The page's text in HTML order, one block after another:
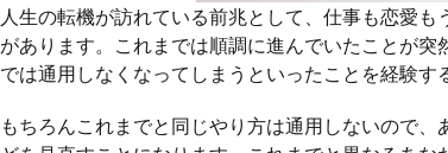
人生の転機が訪れている前兆として、仕事も恋愛
があります。これまでは順調に進んでいたことが
では通用しなくなってしまうといったことを経験す
もちろんこれまでと同じやり方は通用しないので